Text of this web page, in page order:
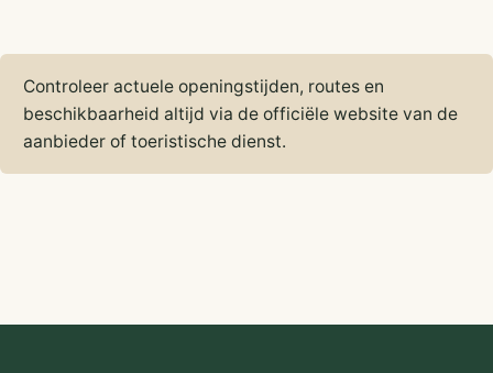
Controleer actuele openingstijden, routes en
beschikbaarheid altijd via de officiële website van de
aanbieder of toeristische dienst.